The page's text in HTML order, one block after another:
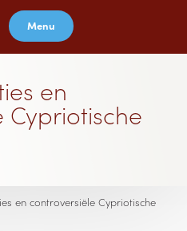
Menu
en
Cypriotische
en controversiële Cypriotische